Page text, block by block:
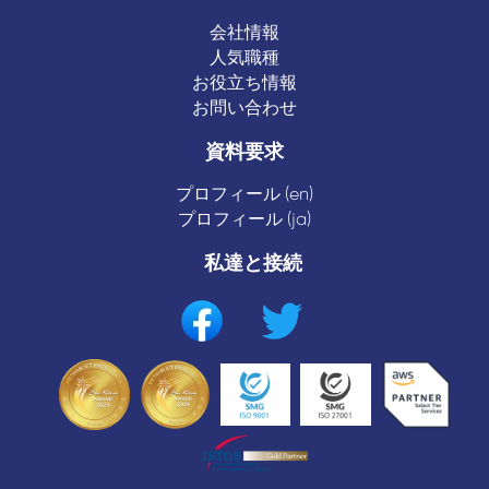
会社情報
人気職種
お役立ち情報
お問い合わせ
資料要求
プロフィール (en)
プロフィール (ja)
私達と接続